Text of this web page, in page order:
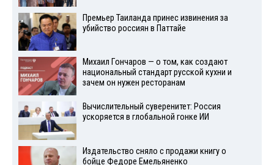
Премьер Таиланда принес извинения за
убийство россиян в Паттайе
Михаил Гончаров — о том, как создают
национальный стандарт русской кухни и
зачем он нужен ресторанам
Вычислительный суверенитет: Россия
ускоряется в глобальной гонке ИИ
Издательство сняло с продажи книгу о
бойце Федоре Емельяненко